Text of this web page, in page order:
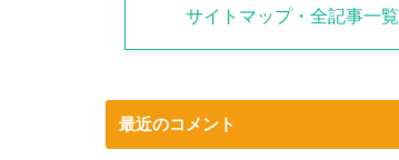
サイトマップ・全記事一覧
最近のコメント